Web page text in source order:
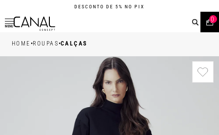
DESCONTO DE 5% NO PIX
MENU
0
HOME •ROUPAS•CALÇAS